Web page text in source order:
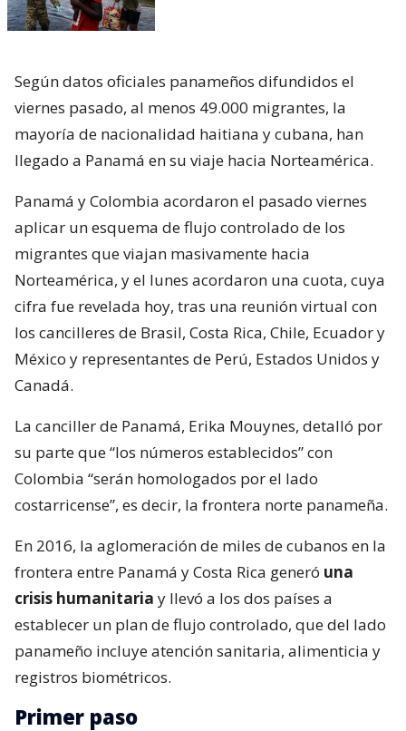
Según datos oficiales panameños difundidos el
viernes pasado, al menos 49.000 migrantes, la
mayoría de nacionalidad haitiana y cubana, han
llegado a Panamá en su viaje hacia Norteamérica.
Panamá y Colombia acordaron el pasado viernes
aplicar un esquema de flujo controlado de los
migrantes que viajan masivamente hacia
Norteamérica, y el lunes acordaron una cuota, cuya
cifra fue revelada hoy, tras una reunión virtual con
los cancilleres de Brasil, Costa Rica, Chile, Ecuador y
México y representantes de Perú, Estados Unidos y
Canadá.
La canciller de Panamá, Erika Mouynes, detalló por
su parte que “los números establecidos” con
Colombia “serán homologados por el lado
costarricense”, es decir, la frontera norte panameña.
En 2016, la aglomeración de miles de cubanos en la
frontera entre Panamá y Costa Rica generó una
crisis humanitaria y llevó a los dos países a
establecer un plan de flujo controlado, que del lado
panameño incluye atención sanitaria, alimenticia y
registros biométricos.
Primer paso